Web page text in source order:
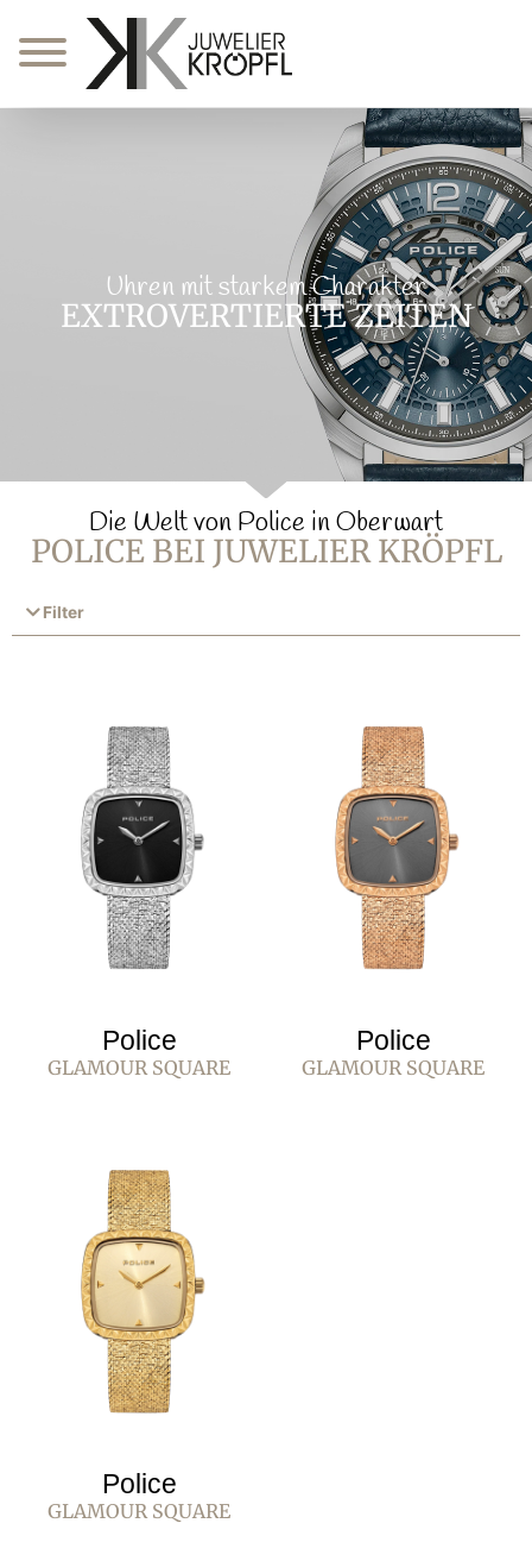
Zum
Uhren mit starkem Charakter
EXTROVERTIERTE ZEITEN
Die Welt von Police in Oberwart
POLICE BEI JUWELIER KRÖPFL
Filter
Police
GLAMOUR SQUARE
Police
GLAMOUR SQUARE
Police
GLAMOUR SQUARE